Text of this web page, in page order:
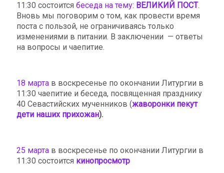
11:30 состоится беседа на тему: ВЕЛИКИЙ ПОСТ.
Вновь мы поговорим о том, как провести время
поста с пользой, не ограничиваясь только
изменениями в питании. В заключении — ответы
на вопросы и чаепитие.
18 марта в воскресенье по окончании Литургии в
11:30 чаепитие и беседа, посвященная празднику
40 Севастийских мученников (жаворонки пекут
дети наших прихожан).
25 марта в воскресенье по окончании Литургии в
11:30 состоится кинопросмотр